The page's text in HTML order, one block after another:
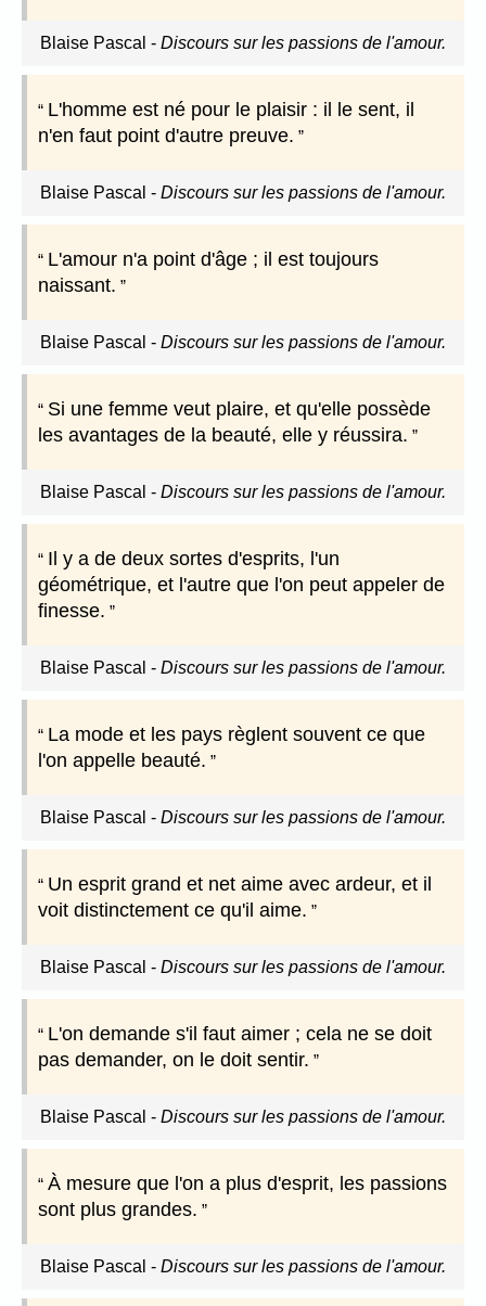
Blaise Pascal - Discours sur les passions de l'amour.
L'homme est né pour le plaisir : il le sent, il
n'en faut point d'autre preuve.
Blaise Pascal - Discours sur les passions de l'amour.
L'amour n'a point d'âge ; il est toujours
naissant.
Blaise Pascal - Discours sur les passions de l'amour.
Si une femme veut plaire, et qu'elle possède
les avantages de la beauté, elle y réussira.
Blaise Pascal - Discours sur les passions de l'amour.
Il y a de deux sortes d'esprits, l'un
géométrique, et l'autre que l'on peut appeler de
finesse.
Blaise Pascal - Discours sur les passions de l'amour.
La mode et les pays règlent souvent ce que
l'on appelle beauté.
Blaise Pascal - Discours sur les passions de l'amour.
Un esprit grand et net aime avec ardeur, et il
voit distinctement ce qu'il aime.
Blaise Pascal - Discours sur les passions de l'amour.
L'on demande s'il faut aimer ; cela ne se doit
pas demander, on le doit sentir.
Blaise Pascal - Discours sur les passions de l'amour.
À mesure que l'on a plus d'esprit, les passions
sont plus grandes.
Blaise Pascal - Discours sur les passions de l'amour.